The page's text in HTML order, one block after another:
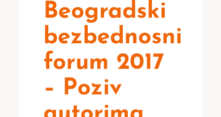
Beogradski
bezbednosni
forum 2017
– Poziv